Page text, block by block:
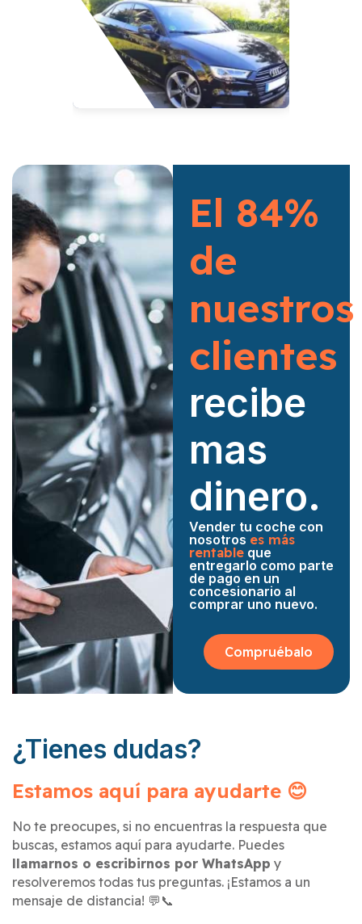
El 84%
de
nuestros
clientes
recibe
mas
dinero.
Vender tu coche con
nosotros es más
rentableque
entregarlo como parte
de pago en un
concesionario al
comprar uno nuevo.
Compruébalo
¿Tienes dudas?
Estamos aquí para ayudarte 😊
No te preocupes, si no encuentras la respuesta que
buscas, estamos aquí para ayudarte. Puedes
llamarnos o escribirnos por WhatsApp y
resolveremos todas tus preguntas. ¡Estamos a un
mensaje de distancia! 💬📞